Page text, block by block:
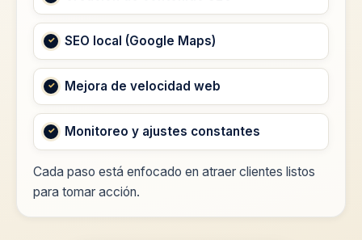
SEO local (Google Maps)
Mejora de velocidad web
Monitoreo y ajustes constantes
Cada paso está enfocado en atraer clientes listos
para tomar acción.